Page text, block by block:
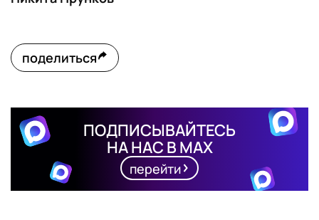
поделиться
ПОДПИСЫВАЙТЕСЬ
НА НАС В MAX
перейти